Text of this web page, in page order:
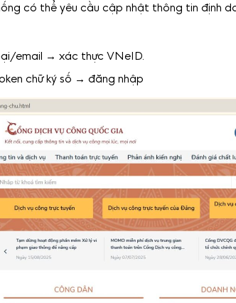
có thể yêu cầu cập nhật thông tin định
email → xác thực VNeID.
chữ ký số → đăng nhập